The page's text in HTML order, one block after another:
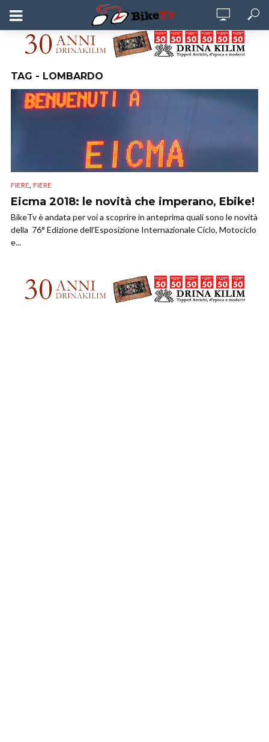
TAG - LOMBARDO
FIERE, FIERE
Eicma 2018: le novità che imperano, Ebike!
BikeTv è andata per voi a scoprire in anteprima quali sono le novità
della 76° Edizione dell’Esposizione Internazionale Ciclo, Motociclo
e...